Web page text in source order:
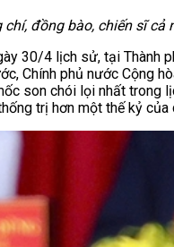
đồng bào, chiến sĩ
30/4 lịch sử, tại Thành
Chính phủ nước Cộng
son chói lọi nhất
trị hơn một thế kỷ